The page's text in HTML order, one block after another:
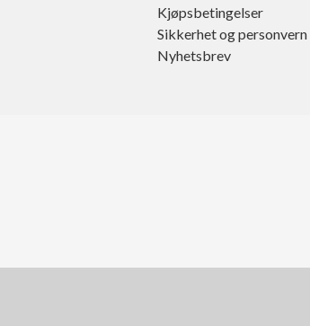
Kjøpsbetingelser
Sikkerhet og personvern
Nyhetsbrev